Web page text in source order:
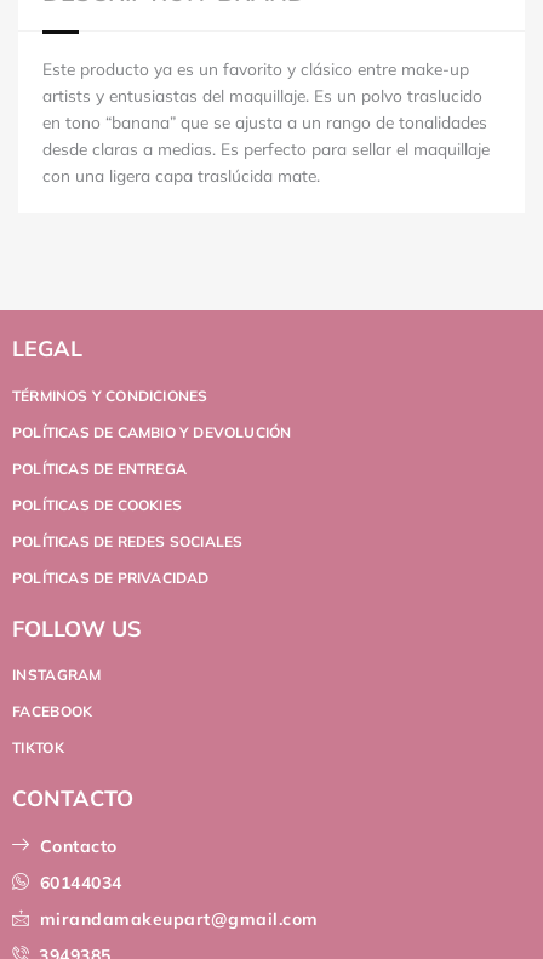
Este producto ya es un favorito y clásico entre make-up
artists y entusiastas del maquillaje. Es un polvo traslucido
en tono “banana” que se ajusta a un rango de tonalidades
desde claras a medias. Es perfecto para sellar el maquillaje
con una ligera capa traslúcida mate.
LEGAL
TÉRMINOS Y CONDICIONES
POLÍTICAS DE CAMBIO Y DEVOLUCIÓN
POLÍTICAS DE ENTREGA
POLÍTICAS DE COOKIES
POLÍTICAS DE REDES SOCIALES
POLÍTICAS DE PRIVACIDAD
FOLLOW US
INSTAGRAM
FACEBOOK
TIKTOK
CONTACTO
Contacto
60144034
mirandamakeupart@gmail.com